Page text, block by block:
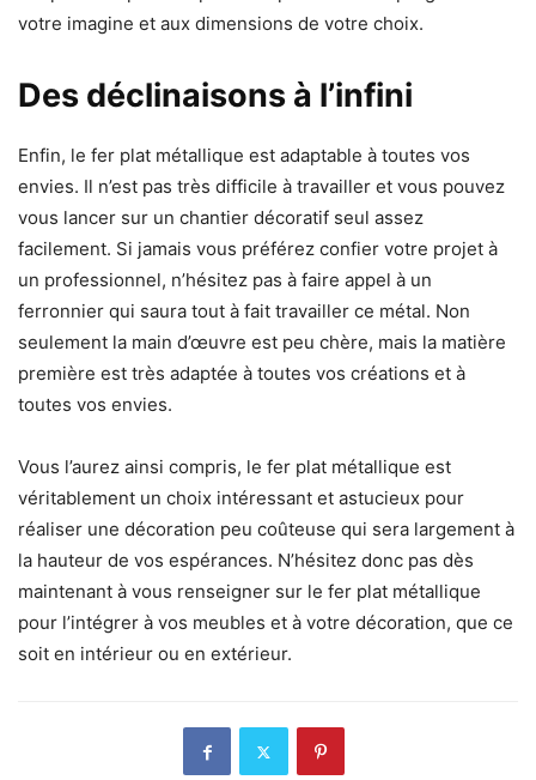
votre imagine et aux dimensions de votre choix.
Des déclinaisons à l’infini
Enfin, le fer plat métallique est adaptable à toutes vos
envies. Il n’est pas très difficile à travailler et vous pouvez
vous lancer sur un chantier décoratif seul assez
facilement. Si jamais vous préférez confier votre projet à
un professionnel, n’hésitez pas à faire appel à un
ferronnier qui saura tout à fait travailler ce métal. Non
seulement la main d’œuvre est peu chère, mais la matière
première est très adaptée à toutes vos créations et à
toutes vos envies.
Vous l’aurez ainsi compris, le fer plat métallique est
véritablement un choix intéressant et astucieux pour
réaliser une décoration peu coûteuse qui sera largement à
la hauteur de vos espérances. N’hésitez donc pas dès
maintenant à vous renseigner sur le fer plat métallique
pour l’intégrer à vos meubles et à votre décoration, que ce
soit en intérieur ou en extérieur.